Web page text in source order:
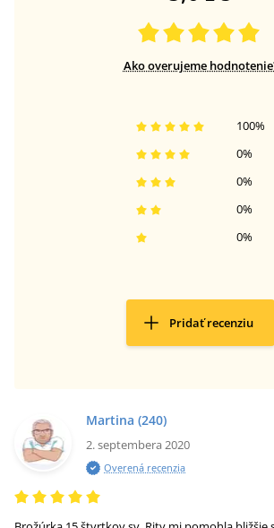
Ako overujeme
0%
0%
0%
0%
100%
Pridať recenziu
Martina (240)
2. septembera 2020
Overená recenzia